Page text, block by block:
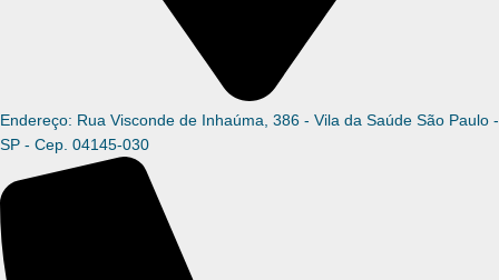
Endereço: Rua Visconde de Inhaúma, 386 - Vila da Saúde São Paulo -
SP - Cep. 04145-030